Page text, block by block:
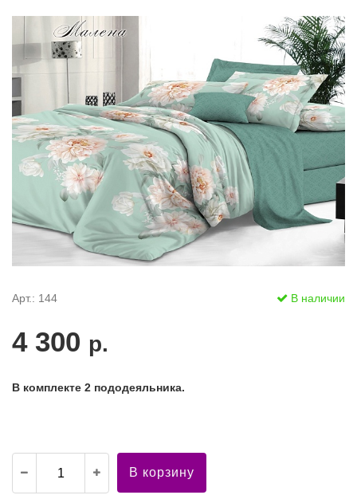
Арт.: 144 В наличии
4 300 р.
В комплекте 2 пододеяльника.
В корзину